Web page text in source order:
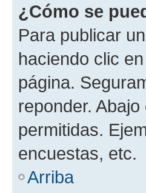
¿Cómo se
Para publicar
haciendo clic
página.
reponder.
permitidas.
encuestas, etc.
Arriba